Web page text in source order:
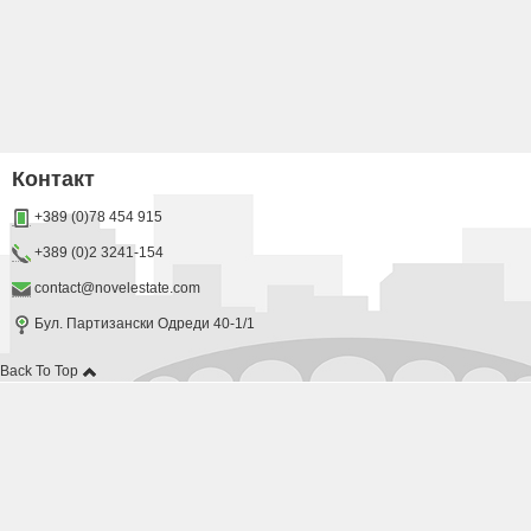
Контакт
+389 (0)78 454 915
+389 (0)2 3241-154
contact@novelestate.com
Бул. Партизански Одреди 40-1/1
Back To Top